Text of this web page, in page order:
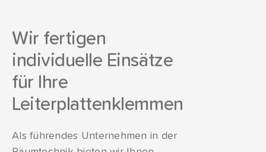
Wir fertigen
individuelle Einsätze
für Ihre
Leiterplattenklemmen
Als führendes Unternehmen in der